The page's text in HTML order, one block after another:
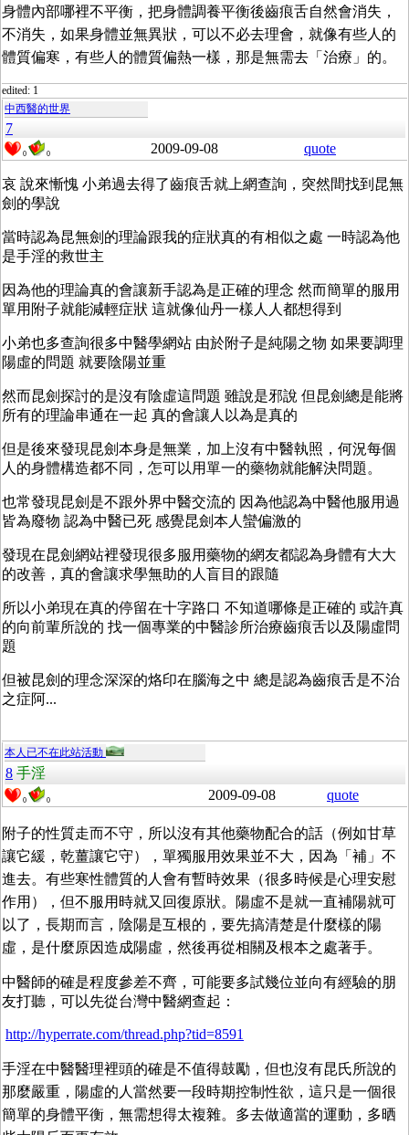
身體內部哪裡不平衡，把身體調養平衡後齒痕舌自然會消失，
不消失，如果身體並無異狀，可以不必去理會，就像有些人的
體質偏寒，有些人的體質偏熱一樣，那是無需去「治療」的。
edited: 1
中西醫的世界
7
0 0 2009-09-08 quote
哀 說來慚愧 小弟過去得了齒痕舌就上網查詢，突然間找到昆無
劍的學說
當時認為昆無劍的理論跟我的症狀真的有相似之處 一時認為他
是手淫的救世主
因為他的理論真的會讓新手認為是正確的理念 然而簡單的服用
單用附子就能減輕症狀 這就像仙丹一樣人人都想得到
小弟也多查詢很多中醫學網站 由於附子是純陽之物 如果要調理
陽虛的問題 就要陰陽並重
然而昆劍探討的是沒有陰虛這問題 雖說是邪說 但昆劍總是能將
所有的理論串通在一起 真的會讓人以為是真的
但是後來發現昆劍本身是無業，加上沒有中醫執照，何況每個
人的身體構造都不同，怎可以用單一的藥物就能解決問題。
也常發現昆劍是不跟外界中醫交流的 因為他認為中醫他服用過
皆為廢物 認為中醫已死 感覺昆劍本人蠻偏激的
發現在昆劍網站裡發現很多服用藥物的網友都認為身體有大大
的改善，真的會讓求學無助的人盲目的跟隨
所以小弟現在真的停留在十字路口 不知道哪條是正確的 或許真
的向前輩所說的 找一個專業的中醫診所治療齒痕舌以及陽虛問
題
但被昆劍的理念深深的烙印在腦海之中 總是認為齒痕舌是不治
之症阿...
本人已不在此站活動
8 手淫
0 0 2009-09-08 quote
附子的性質走而不守，所以沒有其他藥物配合的話（例如甘草
讓它緩，乾薑讓它守），單獨服用效果並不大，因為「補」不
進去。有些寒性體質的人會有暫時效果（很多時候是心理安慰
作用），但不服用時就又回復原狀。陽虛不是就一直補陽就可
以了，長期而言，陰陽是互根的，要先搞清楚是什麼樣的陽
虛，是什麼原因造成陽虛，然後再從相關及根本之處著手。
中醫師的確是程度參差不齊，可能要多試幾位並向有經驗的朋
友打聽，可以先從台灣中醫網查起：
http://hyperrate.com/thread.php?tid=8591
手淫在中醫醫理裡頭的確是不值得鼓勵，但也沒有昆氏所說的
那麼嚴重，陽虛的人當然要一段時期控制性欲，這只是一個很
簡單的身體平衡，無需想得太複雜。多去做適當的運動，多晒